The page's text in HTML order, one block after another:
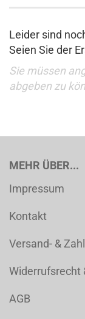
Leider sind
Seien Sie der
Sie müssen
abgeben zu
MEHR ÜBER...
Impressum
Kontakt
Versand- &
Widerrufsrecht
AGB